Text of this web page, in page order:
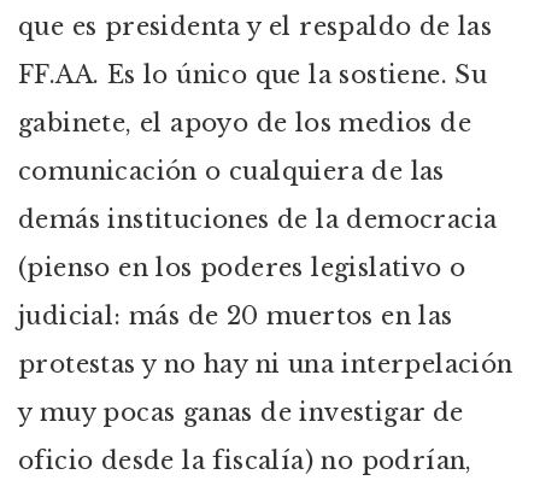
que es presidenta y el respaldo de las
FF.AA. Es lo único que la sostiene. Su
gabinete, el apoyo de los medios de
comunicación o cualquiera de las
demás instituciones de la democracia
(pienso en los poderes legislativo o
judicial: más de 20 muertos en las
protestas y no hay ni una interpelación
y muy pocas ganas de investigar de
oficio desde la fiscalía) no podrían,